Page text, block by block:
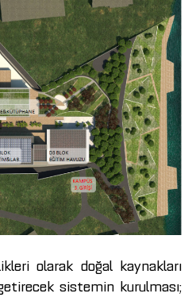
olarak doğal kaynakları
sistemin kurulması;